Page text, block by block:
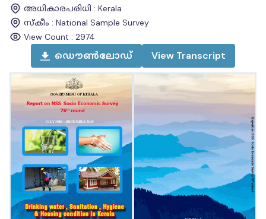
അധികാരപരിധി : Kerala
സ്കീം : National Sample Survey
View Count : 2974
ഡൌൺലോഡ് View Transcript